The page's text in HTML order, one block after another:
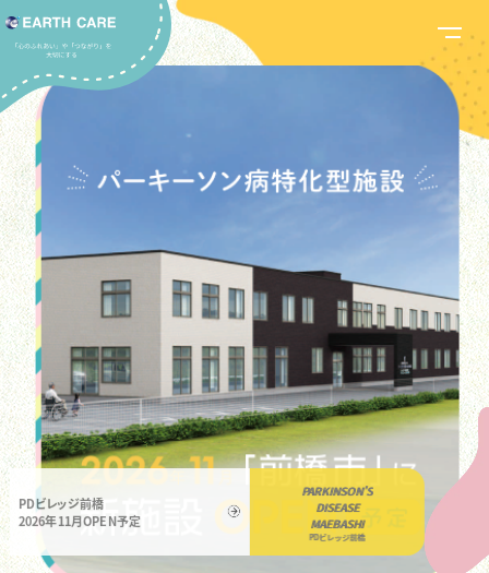
じた
PARKINSON'S
DISEASE
一緒に働きません
「笑顔をつなげる、